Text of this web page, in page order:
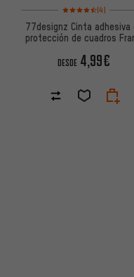
Valoración media:
(4)
77designz Cinta adhesiva
protección de cuadros
DESDE 4,99€